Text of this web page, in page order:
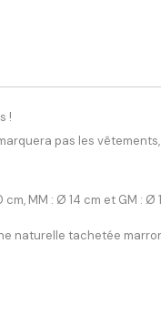
!
pas les
MM : Ø 14 cm et GM : Ø
naturelle tachetée